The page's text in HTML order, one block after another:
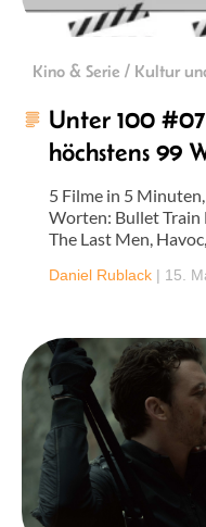
Kino & Serie / Kultur
Unter 100
höchstens 99
5 Filme in 5
Worten: Bullet Train
The Last Men,
Daniel Rublack | 15.